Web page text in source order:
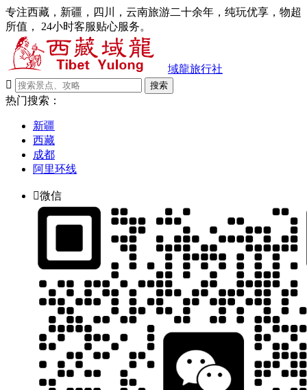
专注西藏，新疆，四川，云南旅游二十余年，纯玩优享，物超
所值， 24小时客服贴心服务。
域龍旅行社

搜索
热门搜索：
新疆
西藏
成都
阿里环线
微信